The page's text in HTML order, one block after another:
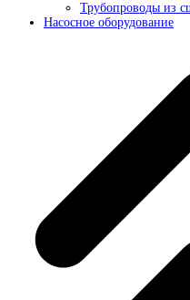
Трубопроводы из
Насосное оборудование